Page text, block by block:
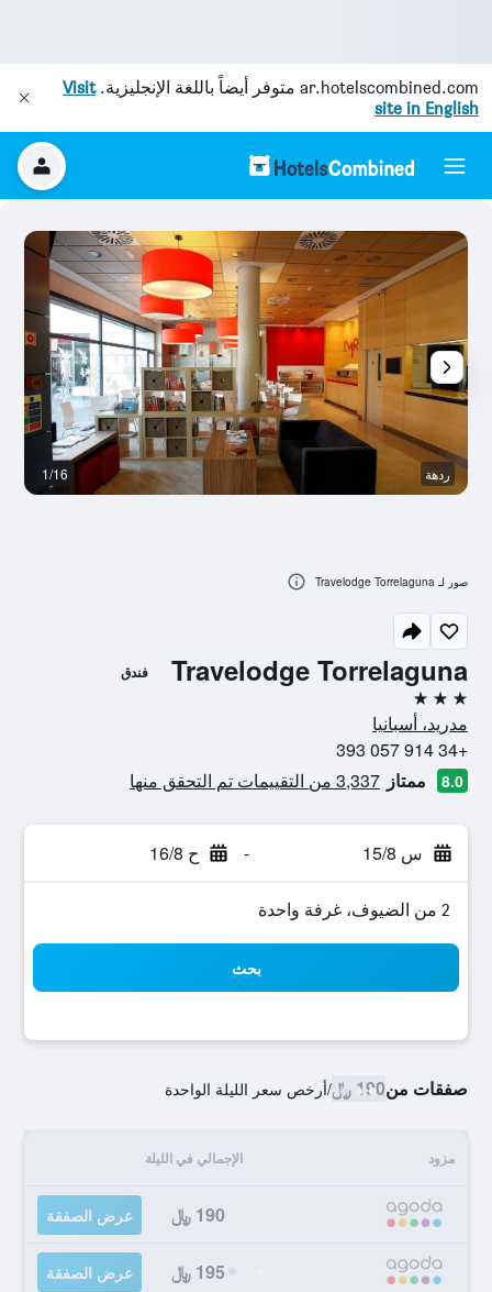
ar.hotelscombined.com متوفر أيضاً باللغة الإنجليزية.Visit
site in English
Travelodge Torrelaguna فندق
3 نجوم
مدريد، أسبانيا
+34 914 057 393
8.0 ممتاز 3,337 من التقييمات تم التحقق منها
س 15/8 - ح 16/8
2 من الضيوف، غرفة واحدة
بحث
صفقات من190 ﷼ /أرخص سعر الليلة الواحدة
مزود الإجمالي في الليلة
190 ﷼ عرض الصفقة
195 ﷼ عرض الصفقة
ردهة 1/16
صور لـ Travelodge Torrelaguna